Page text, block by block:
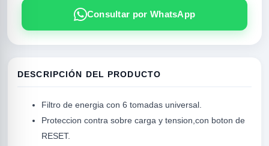
Consultar por WhatsApp
DESCRIPCIÓN DEL PRODUCTO
Filtro de energia con 6 tomadas universal.
Proteccion contra sobre carga y tension,con boton de
RESET.